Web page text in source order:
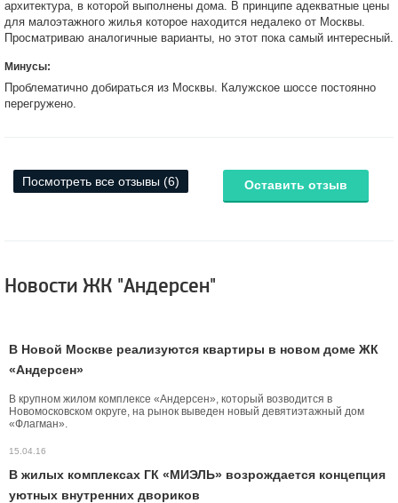
архитектура, в которой выполнены дома. В принципе адекватные цены
для малоэтажного жилья которое находится недалеко от Москвы.
Просматриваю аналогичные варианты, но этот пока самый интересный.
Минусы:
Проблематично добираться из Москвы. Калужское шоссе постоянно
перегружено.
Посмотреть все отзывы (6) Оставить отзыв
Новости ЖК "Андерсен"
В Новой Москве реализуются квартиры в новом доме ЖК
«Андерсен»
В крупном жилом комплексе «Андерсен», который возводится в
Новомосковском округе, на рынок выведен новый девятиэтажный дом
«Флагман».
15.04.16
В жилых комплексах ГК «МИЭЛЬ» возрождается концепция
уютных внутренних двориков